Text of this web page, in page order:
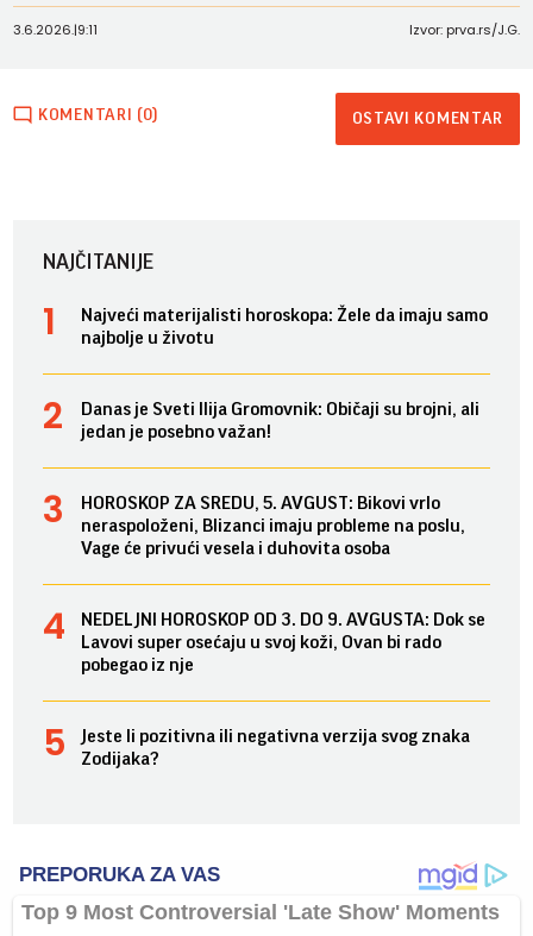
3.6.2026.|9:11 Izvor: prva.rs/J.G.
KOMENTARI (0) OSTAVI KOMENTAR
NAJČITANIJE
Najveći materijalisti horoskopa: Žele da imaju samo
najbolje u životu
Danas je Sveti Ilija Gromovnik: Običaji su brojni, ali
jedan je posebno važan!
HOROSKOP ZA SREDU, 5. AVGUST: Bikovi vrlo
neraspoloženi, Blizanci imaju probleme na poslu,
Vage će privući vesela i duhovita osoba
NEDELJNI HOROSKOP OD 3. DO 9. AVGUSTA: Dok se
Lavovi super osećaju u svoj koži, Ovan bi rado
pobegao iz nje
Jeste li pozitivna ili negativna verzija svog znaka
Zodijaka?